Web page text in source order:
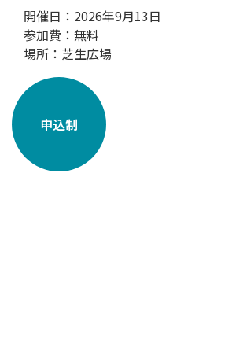
開催日：2026年9月13日
参加費：無料
場所：芝生広場
申込制